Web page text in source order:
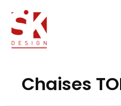
Chaises